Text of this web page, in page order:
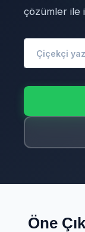
çözümler ile
Öne